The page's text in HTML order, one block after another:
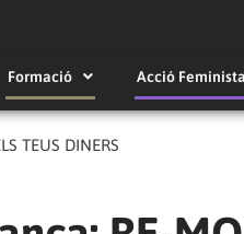
Formació Acció
TEUS DINERS